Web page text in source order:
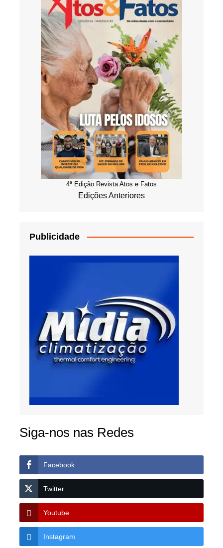
4ª Edição Revista Atos e Fatos
Edições Anteriores
Publicidade
Siga-nos nas Redes
Facebook
Twitter
Youtube
Instagram